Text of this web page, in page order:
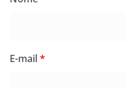
E-mail*